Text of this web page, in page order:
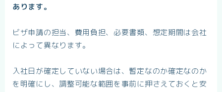
あります。
ビザ申請の担当、費用負担、必要書類、想定期間は会社
によって異なります。
入社日が確定していない場合は、暫定なのか確定なのか
を明確にし、調整可能な範囲を事前に押さえておくと安